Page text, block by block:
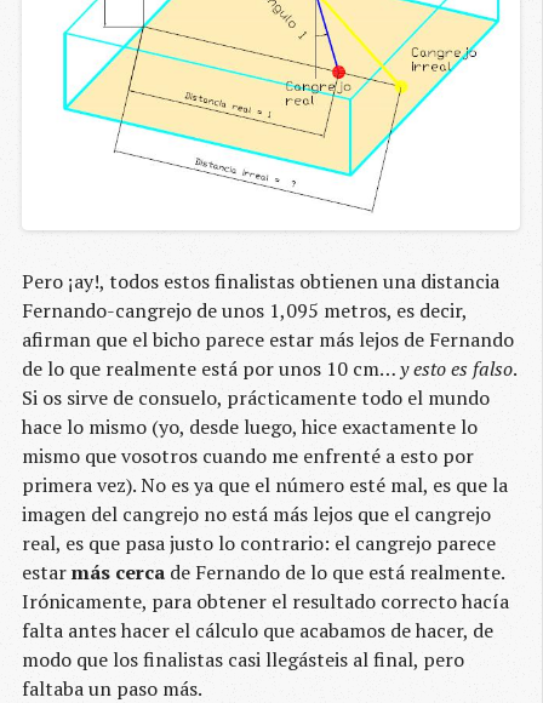
Pero ¡ay!, todos estos finalistas obtienen una distancia
Fernando-cangrejo de unos 1,095 metros, es decir,
afirman que el bicho parece estar más lejos de Fernando
de lo que realmente está por unos 10 cm…y esto es falso.
Si os sirve de consuelo, prácticamente todo el mundo
hace lo mismo (yo, desde luego, hice exactamente lo
mismo que vosotros cuando me enfrenté a esto por
primera vez). No es ya que el número esté mal, es que la
imagen del cangrejo no está más lejos que el cangrejo
real, es que pasa justo lo contrario: el cangrejo parece
estarmás cerca de Fernando de lo que está realmente.
Irónicamente, para obtener el resultado correcto hacía
falta antes hacer el cálculo que acabamos de hacer, de
modo que los finalistas casi llegásteis al final, pero
faltaba un paso más.